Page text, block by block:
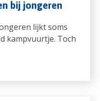
bij jongeren
lijkt soms
kampvuurtje. Toch